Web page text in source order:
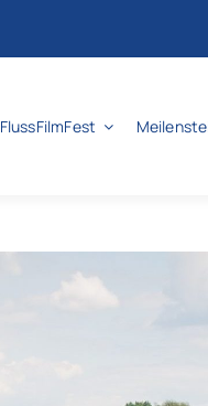
FlussFilmFest